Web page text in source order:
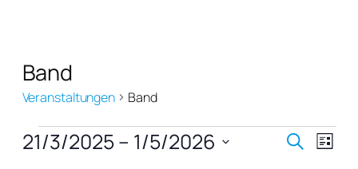
Band
Veranstaltungen Band
Veranstaltungen SucheListe
21/3/2025 – 1/5/2026